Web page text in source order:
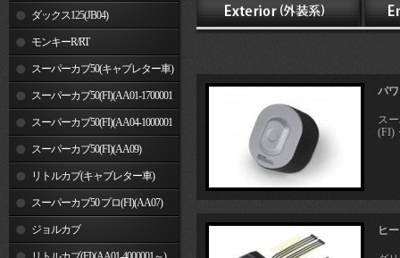
ダックス125(JB04)
モンキーR/RT
スーパーカブ50(キャブレター車)
スーパーカブ50(FI)(AA01-1700001
～) スーパーカブ50(FI)(AA04-1000001
～) スーパーカブ50(FI)(AA09)
リトルカブ(キャブレター車)
スーパーカブ50 プロ(FI)(AA07)
ジョルカブ
パ
ス
(FI)
ヒ